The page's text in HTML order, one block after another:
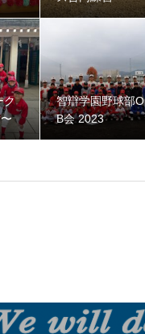
2023
ク
智辯学園野球部O
B会 2023